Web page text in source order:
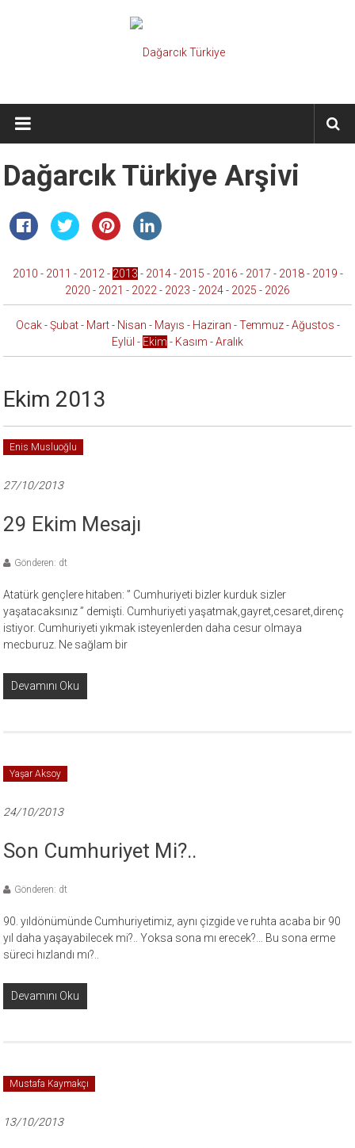
Dağarcık
Türkiye
Önce
Türkiye
Dağarcık Türkiye Arşivi
2010 - 2011 - 2012- 2013 - 2014- 2015 - 2016 - 2017 - 2018- 2019 -
2020 - 2021 - 2022- 2023 - 2024- 2025 - 2026
Ocak-Şubat- Mart- Nisan - Mayıs - Haziran -Temmuz-Ağustos -
Eylül - Ekim - Kasım -Aralık
Ekim 2013
Enis Musluoğlu
27/10/2013
29 Ekim Mesajı
Gönderen: dt
Atatürk gençlere hitaben: ” Cumhuriyeti bizler kurduk sizler
yaşatacaksınız ” demişti. Cumhuriyeti yaşatmak,gayret,cesaret,direnç
istiyor. Cumhuriyeti yıkmak isteyenlerden daha cesur olmaya
mecburuz. Ne sağlam bir
Devamını Oku
Yaşar Aksoy
24/10/2013
Son Cumhuriyet Mi?..
Gönderen: dt
90. yıldönümünde Cumhuriyetimiz, aynı çizgide ve ruhta acaba bir 90
yıl daha yaşayabilecek mi?.. Yoksa sona mı erecek?… Bu sona erme
süreci hızlandı mı?..
Devamını Oku
Mustafa Kaymakçı
13/10/2013